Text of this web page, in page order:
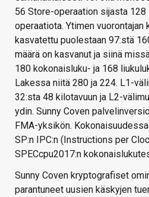
56 Store-operaation sijasta 128
operaatiota. Ytimen vuorontajan
kasvatettu puolestaan 97:stä
määrä on kasvanut ja siinä
180 kokonaisluku- ja 168
Lakessa niitä 280 ja 224. L1-
32:sta 48 kilotavuun ja L2-
ydin. Sunny Coven
FMA-yksikön.
SP:n IPC:n (Instructions per
SPECcpu2017:n
Sunny Coven kryptografiset
parantuneet uusien käskyjen